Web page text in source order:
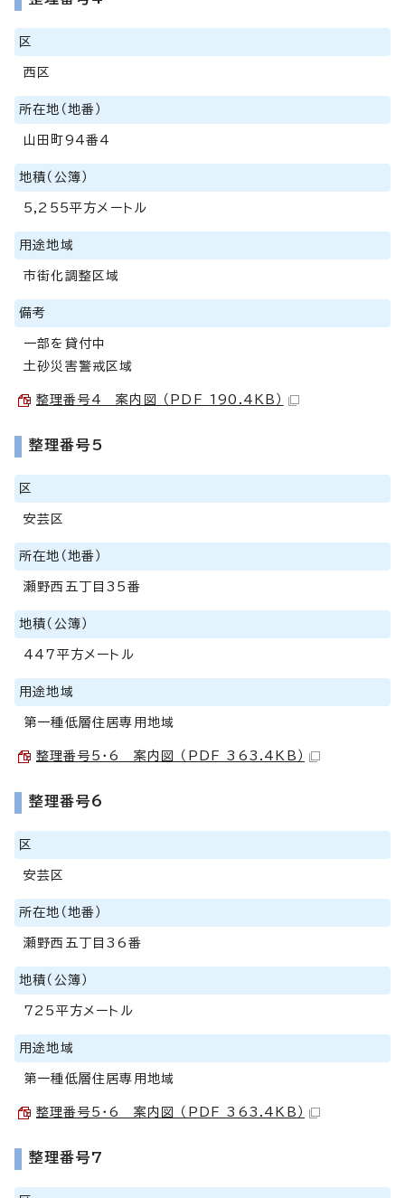
区
西区
所在地（地番）
山田町94番4
地積（公簿）
5,255平方メートル
用途地域
市街化調整区域
備考
一部を貸付中
土砂災害警戒区域
整理番号4 案内図 （PDF 190.4KB）
整理番号5
区
安芸区
所在地（地番）
瀬野西五丁目35番
地積（公簿）
447平方メートル
用途地域
第一種低層住居専用地域
整理番号5・6 案内図 （PDF 363.4KB）
整理番号6
区
安芸区
所在地（地番）
瀬野西五丁目36番
地積（公簿）
725平方メートル
用途地域
第一種低層住居専用地域
整理番号5・6 案内図 （PDF 363.4KB）
整理番号7